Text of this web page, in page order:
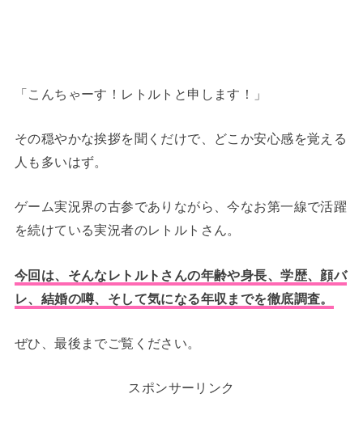
「こんちゃーす！レトルトと申します！」
その穏やかな挨拶を聞くだけで、どこか安心感を覚える
人も多いはず。
ゲーム実況界の古参でありながら、今なお第一線で活躍
を続けている実況者のレトルトさん。
今回は、そんなレトルトさんの年齢や身長、学歴、顔バ
レ、結婚の噂、そして気になる年収までを徹底調査。
ぜひ、最後までご覧ください。
スポンサーリンク